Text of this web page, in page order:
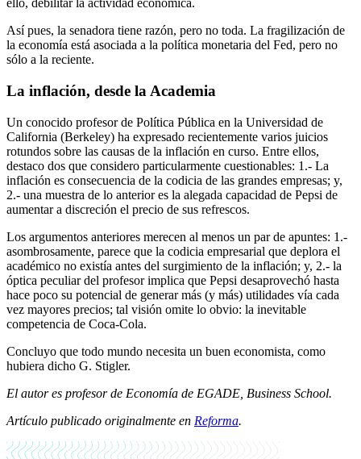
ello, debilitar la actividad económica.
Así pues, la senadora tiene razón, pero no toda. La fragilización de
la economía está asociada a la política monetaria del Fed, pero no
sólo a la reciente.
La inflación, desde la Academia
Un conocido profesor de Política Pública en la Universidad de
California (Berkeley) ha expresado recientemente varios juicios
rotundos sobre las causas de la inflación en curso. Entre ellos,
destaco dos que considero particularmente cuestionables: 1.- La
inflación es consecuencia de la codicia de las grandes empresas; y,
2.- una muestra de lo anterior es la alegada capacidad de Pepsi de
aumentar a discreción el precio de sus refrescos.
Los argumentos anteriores merecen al menos un par de apuntes: 1.-
asombrosamente, parece que la codicia empresarial que deplora el
académico no existía antes del surgimiento de la inflación; y, 2.- la
óptica peculiar del profesor implica que Pepsi desaprovechó hasta
hace poco su potencial de generar más (y más) utilidades vía cada
vez mayores precios; tal visión omite lo obvio: la inevitable
competencia de Coca-Cola.
Concluyo que todo mundo necesita un buen economista, como
hubiera dicho G. Stigler.
El autor es profesor de Economía de EGADE, Business School.
Artículo publicado originalmente en Reforma.